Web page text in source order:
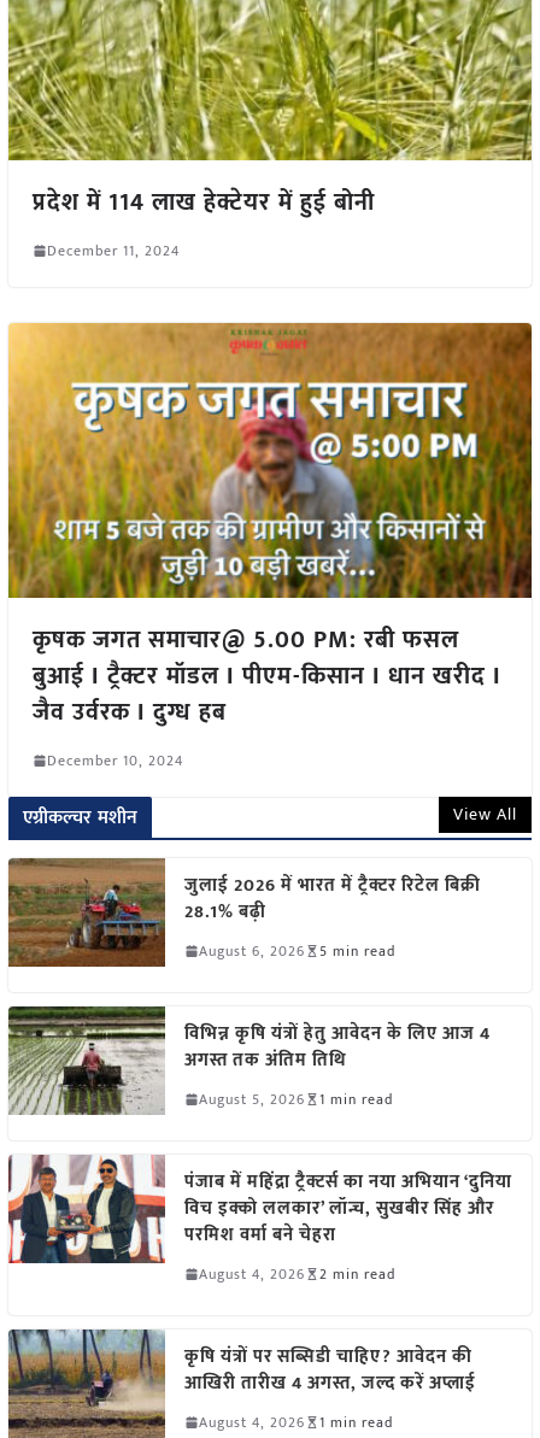
प्रदेश में 114 लाख हेक्टेयर में हुई बोनी
December 11, 2024
कृषक जगत समाचार@ 5.00 PM: रबी फसल
बुआई I ट्रैक्टर मॉडल I पीएम-किसान I धान खरीद I
जैव उर्वरक I दुग्ध हब
December 10, 2024
एग्रीकल्चर मशीन View All
जुलाई 2026 में भारत में ट्रैक्टर रिटेल बिक्री
28.1% बढ़ी
August 6, 2026 5 min read
विभिन्न कृषि यंत्रों हेतु आवेदन के लिए आज 4
अगस्त तक अंतिम तिथि
August 5, 2026 1 min read
पंजाब में महिंद्रा ट्रैक्टर्स का नया अभियान ‘दुनिया
विच इक्को ललकार’ लॉन्च, सुखबीर सिंह और
परमिश वर्मा बने चेहरा
August 4, 2026 2 min read
कृषि यंत्रों पर सब्सिडी चाहिए? आवेदन की
आखिरी तारीख 4 अगस्त, जल्द करें अप्लाई
August 4, 2026 1 min read